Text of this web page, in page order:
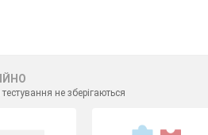
тестування не зберігаються